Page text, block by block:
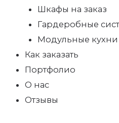
Шкафы на заказ
Гардеробные
Модульные кухни
Как заказать
Портфолио
О нас
Отзывы